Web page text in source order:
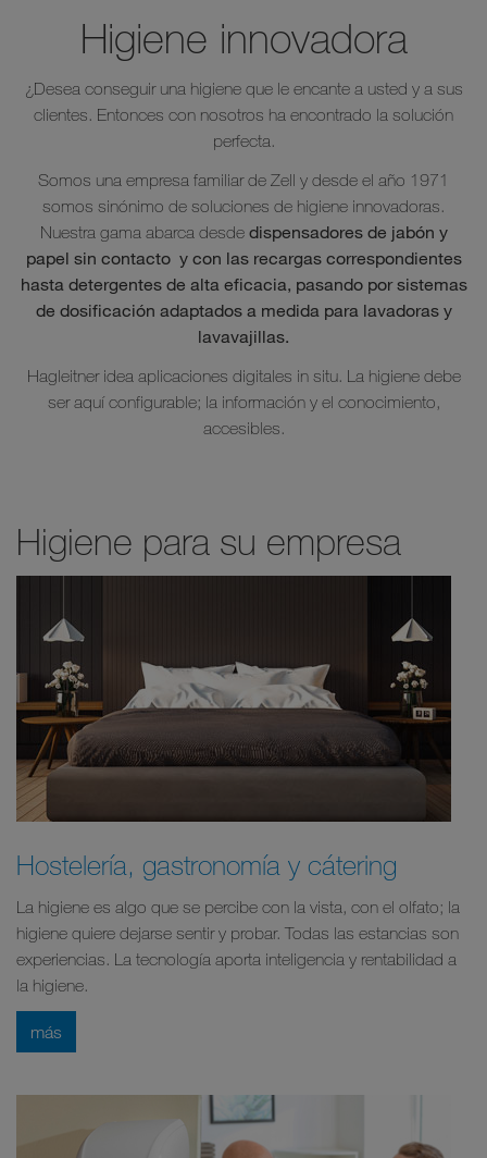
Higiene innovadora
¿Desea conseguir una higiene que le encante a usted y a sus
clientes. Entonces con nosotros ha encontrado la solución
perfecta.
Somos una empresa familiar de Zell y desde el año 1971
somos sinónimo de soluciones de higiene innovadoras.
Nuestra gama abarca desde dispensadores de jabón y
papel sin contacto y con las recargas correspondientes
hasta detergentes de alta eficacia, pasando por sistemas
de dosificación adaptados a medida para lavadoras y
lavavajillas.
Hagleitner idea aplicaciones digitales in situ. La higiene debe
ser aquí configurable; la información y el conocimiento,
accesibles.
Higiene para su empresa
Hostelería, gastronomía y cátering
La higiene es algo que se percibe con la vista, con el olfato; la
higiene quiere dejarse sentir y probar. Todas las estancias son
experiencias. La tecnología aporta inteligencia y rentabilidad a
la higiene.
más